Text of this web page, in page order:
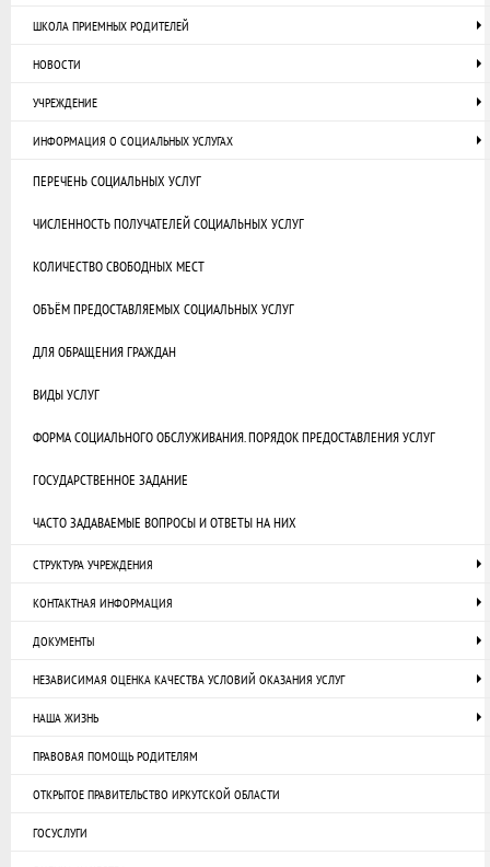
ШКОЛА ПРИЕМНЫХ РОДИТЕЛЕЙ
НОВОСТИ
УЧРЕЖДЕНИЕ
ИНФОРМАЦИЯ О СОЦИАЛЬНЫХ УСЛУГАХ
ПЕРЕЧЕНЬ СОЦИАЛЬНЫХ УСЛУГ
ЧИСЛЕННОСТЬ ПОЛУЧАТЕЛЕЙ СОЦИАЛЬНЫХ УСЛУГ
КОЛИЧЕСТВО СВОБОДНЫХ МЕСТ
ОБЪЁМ ПРЕДОСТАВЛЯЕМЫХ СОЦИАЛЬНЫХ УСЛУГ
ДЛЯ ОБРАЩЕНИЯ ГРАЖДАН
ВИДЫ УСЛУГ
ФОРМА СОЦИАЛЬНОГО ОБСЛУЖИВАНИЯ. ПОРЯДОК ПРЕДОСТАВЛЕНИЯ УСЛУГ
ГОСУДАРСТВЕННОЕ ЗАДАНИЕ
ЧАСТО ЗАДАВАЕМЫЕ ВОПРОСЫ И ОТВЕТЫ НА НИХ
СТРУКТУРА УЧРЕЖДЕНИЯ
КОНТАКТНАЯ ИНФОРМАЦИЯ
ДОКУМЕНТЫ
НЕЗАВИСИМАЯ ОЦЕНКА КАЧЕСТВА УСЛОВИЙ ОКАЗАНИЯ УСЛУГ
НАША ЖИЗНЬ
ПРАВОВАЯ ПОМОЩЬ РОДИТЕЛЯМ
ОТКРЫТОЕ ПРАВИТЕЛЬСТВО ИРКУТСКОЙ ОБЛАСТИ
ГОСУСЛУГИ